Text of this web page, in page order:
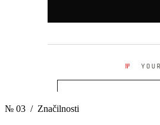
№ 03 / Značilnosti